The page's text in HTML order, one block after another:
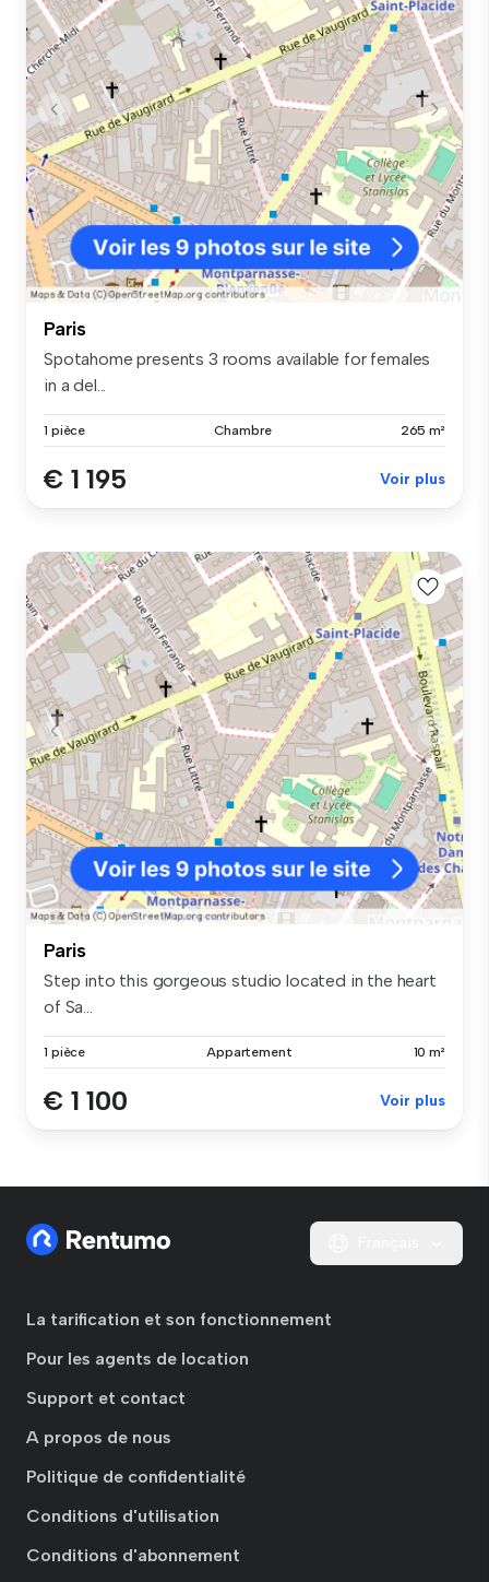
Paris
Spotahome presents 3 rooms available for females
in a del...
1 pièce Chambre 265 m²
€ 1 195 Voir plus
Paris
Step into this gorgeous studio located in the heart
of Sa...
1 pièce Appartement 10 m²
€ 1 100 Voir plus
La tarification et son fonctionnement
Pour les agents de location
Support et contact
A propos de nous
Politique de confidentialité
Conditions d'utilisation
Conditions d'abonnement